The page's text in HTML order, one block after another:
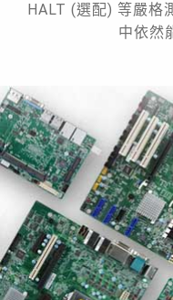
HALT (選配) 等嚴格
中依然